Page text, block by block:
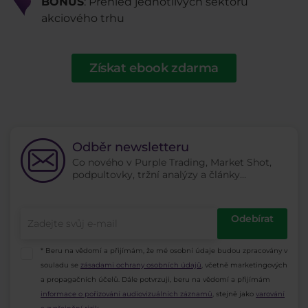
akciového trhu
Získat ebook zdarma
Odběr newsletteru
Co nového v Purple Trading, Market Shot,
podpultovky, tržní analýzy a články...
Odebírat
* Beru na vědomí a přijímám, že mé osobní údaje budou zpracovány v
souladu se zásadami ochrany osobních údajů, včetně marketingových
a propagačních účelů. Dále potvrzuji, beru na vědomí a přijímám
informace o pořizování audiovizuálních záznamů, stejně jako varování